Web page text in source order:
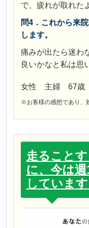
で、疲れが取れた
問4．これから来
します。
痛みが出たら迷わ
良いかなと私は思
女性 主婦 67歳
※お客様の感想であり、
走ること
に、今は
しています